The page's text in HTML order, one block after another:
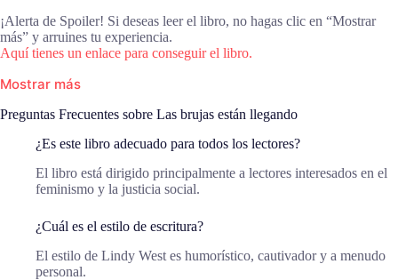
¡Alerta de Spoiler! Si deseas leer el libro, no hagas clic en “Mostrar
más” y arruines tu experiencia.
Aquí tienes un enlace para conseguir el libro.
Mostrar más
Preguntas Frecuentes sobre Las brujas están llegando
¿Es este libro adecuado para todos los lectores?
El libro está dirigido principalmente a lectores interesados en el
feminismo y la justicia social.
¿Cuál es el estilo de escritura?
El estilo de Lindy West es humorístico, cautivador y a menudo
personal.